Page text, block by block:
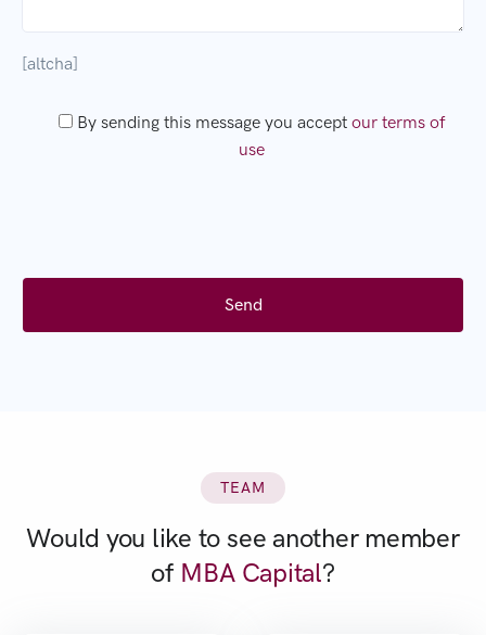
[altcha]
By sending this message you accept our terms of
use
TEAM
Would you like to see another member
of MBA Capital?